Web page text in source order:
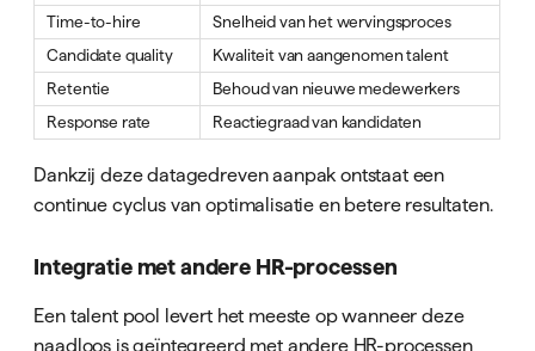
Time-to-hire
Snelheid van het wervingsproces
Candidate quality
Kwaliteit van aangenomen talent
Retentie
Behoud van nieuwe medewerkers
Response rate
Reactiegraad van kandidaten
Dankzij deze datagedreven aanpak ontstaat een
continue cyclus van optimalisatie en betere resultaten.
Integratie met andere HR-processen
Een talent pool levert het meeste op wanneer deze
naadloos is geïntegreerd met andere HR-processen